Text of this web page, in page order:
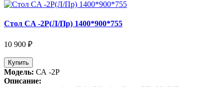
Стол СA -2P(Л/Пр) 1400*900*755
10 900 ₽
Купить
Модель: СА -2P
Описание: